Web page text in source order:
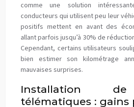
comme une solution
conducteurs qui utilisent peu leur
positifs mettent en avant des
allant parfois jusqu’à 30% de
Cependant, certains utilisateurs
bien estimer son kilométrage
mauvaises surprises.
Installation
télématiques : gains